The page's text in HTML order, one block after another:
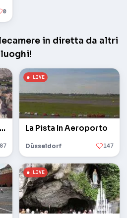
0
in diretta da altri
luoghi!
Piazza San Pietro in Vaticano La Pista In Aeroporto
Düsseldorf 147